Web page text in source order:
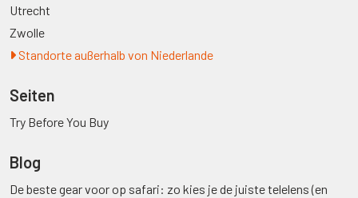
Utrecht
Zwolle
Standorte außerhalb von Niederlande
Seiten
Try Before You Buy
Blog
De beste gear voor op safari: zo kies je de juiste telelens (en